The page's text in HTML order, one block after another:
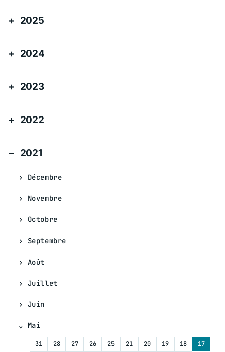
2025
2024
2023
2022
2021
Décembre
Novembre
Octobre
Septembre
Août
Juillet
Juin
Mai
31 28 27 26 25 21 20 19 18 17